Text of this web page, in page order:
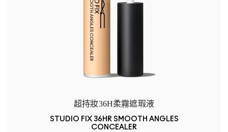
超持妝36H柔霧遮瑕液
STUDIO FIX 36HR SMOOTH ANGLES
CONCEALER